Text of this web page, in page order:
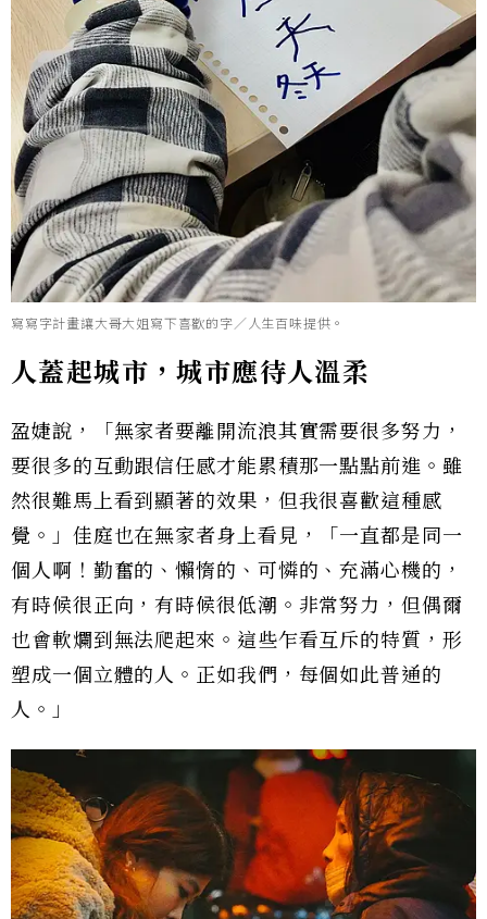
寫寫字計畫讓大哥大姐寫下喜歡的字／人生百味提供。
人蓋起城市，城市應待人溫柔
盈婕說，「無家者要離開流浪其實需要很多努力，
要很多的互動跟信任感才能累積那一點點前進。雖
然很難馬上看到顯著的效果，但我很喜歡這種感
覺。」佳庭也在無家者身上看見，「一直都是同一
個人啊！勤奮的、懶惰的、可憐的、充滿心機的，
有時候很正向，有時候很低潮。非常努力，但偶爾
也會軟爛到無法爬起來。這些乍看互斥的特質，形
塑成一個立體的人。正如我們，每個如此普通的
人。」